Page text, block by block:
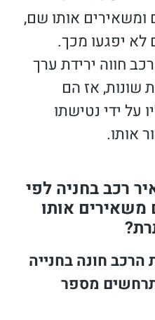
ומשאירים אותו שם,
יפגעו מכך.
חווה ירידת ערך
שונות, אז הם
על ידי נטישתו
אותו.
רכב בחניה לפי
אותו
חונה בחנייה
מספר